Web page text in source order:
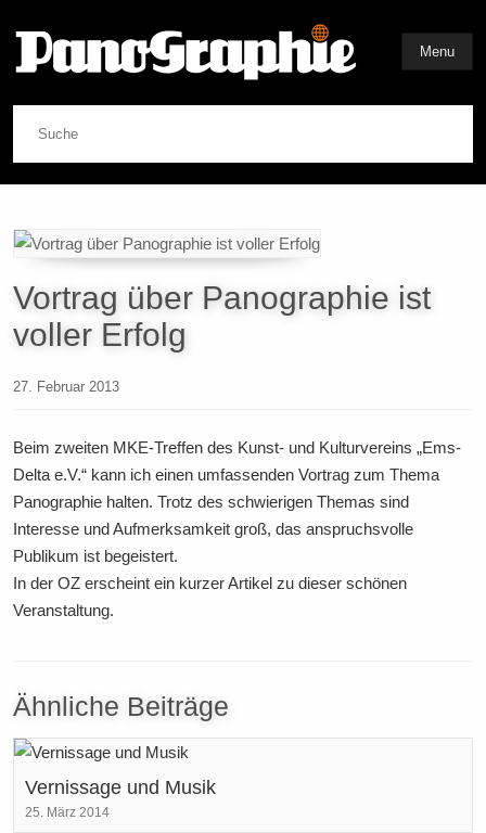
Suche
Menu
Vortrag über Panographie ist
voller Erfolg
27. Februar 2013
Beim zweiten MKE-Treffen des Kunst- und Kulturvereins „Ems-
Delta e.V.“ kann ich einen umfassenden Vortrag zum Thema
Panographie halten. Trotz des schwierigen Themas sind
Interesse und Aufmerksamkeit groß, das anspruchsvolle
Publikum ist begeistert.
In der OZ erscheint ein kurzer Artikel zu dieser schönen
Veranstaltung.
Ähnliche Beiträge
Vernissage und Musik
25. März 2014